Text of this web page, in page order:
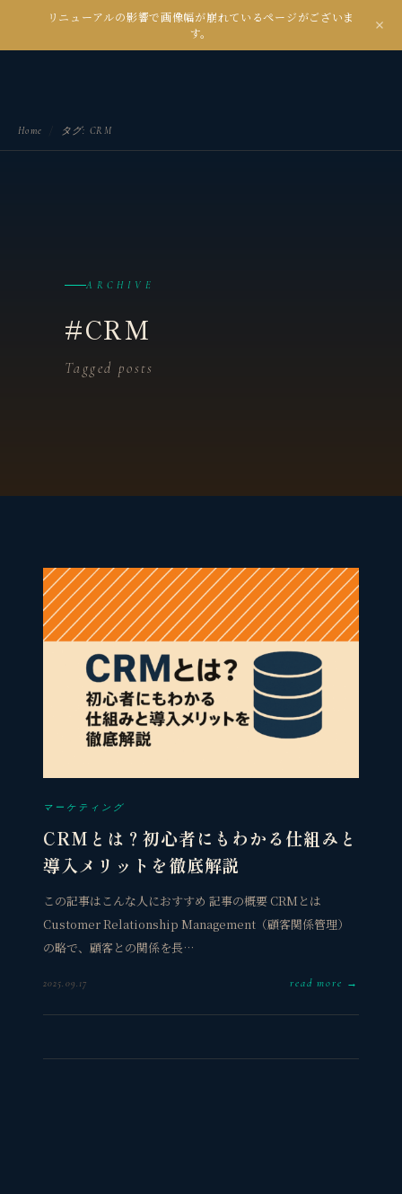
リニューアルの影響で画像幅が崩れているページがございま
す。
kanseian
Home タグ: CRM
ARCHIVE
#CRM
Tagged posts
マーケティング
CRMとは？初心者にもわかる仕組みと
導入メリットを徹底解説
この記事はこんな人におすすめ 記事の概要 CRMとは
Customer Relationship Management（顧客関係管理）
の略で、顧客との関係を長…
2025.09.17 read more →